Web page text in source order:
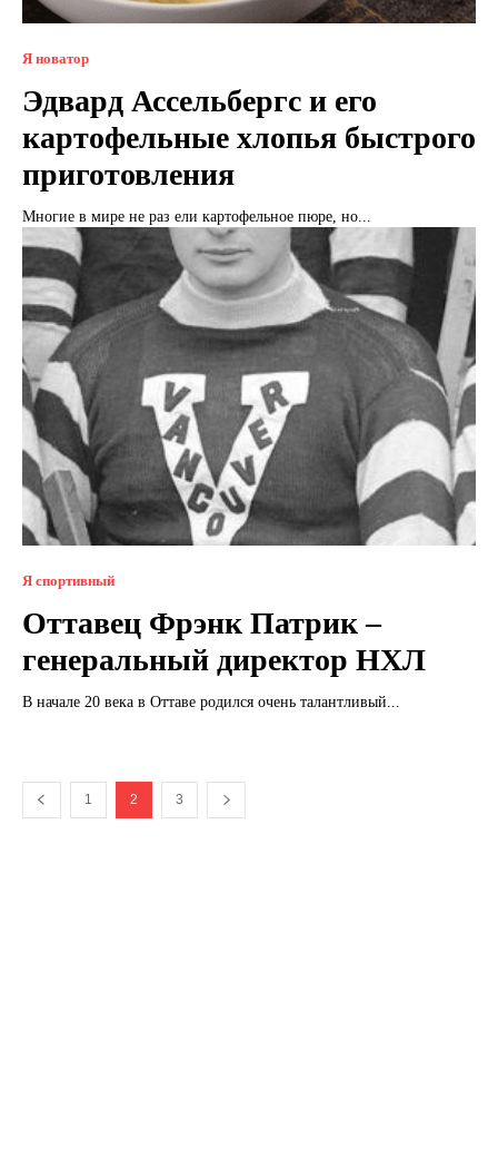
Я новатор
Эдвард Ассельбергс и его
картофельные хлопья быстрого
приготовления
Многие в мире не раз ели картофельное пюре, но...
Я спортивный
Оттавец Фрэнк Патрик –
генеральный директор НХЛ
В начале 20 века в Оттаве родился очень талантливый...
1 2 3